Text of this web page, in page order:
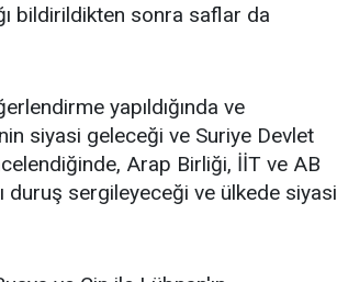
bildirildikten sonra saflar da
yapıldığında ve
siyasi geleceği ve Suriye Devlet
Arap Birliği, İİT ve AB
duruş sergileyeceği ve ülkede siyasi